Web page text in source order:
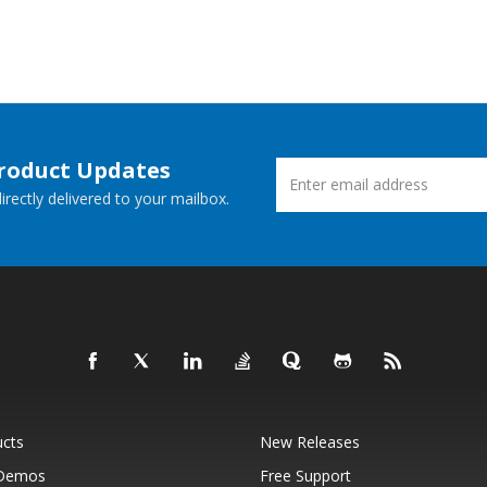
Updates
delivered to your mailbox.
New Releases
Free Support